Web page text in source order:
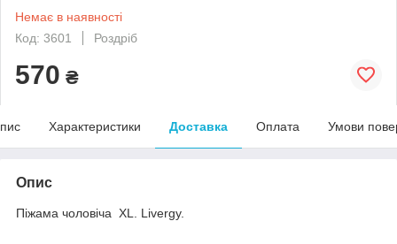
Немає в наявності
Код: 3601
Роздріб
570 ₴
Характеристики Доставка Оплата Умови
Опис
Піжама чоловіча XL. Livergy.